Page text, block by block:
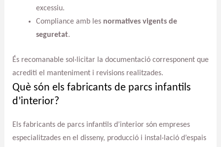
excessiu.
Compliance amb les normatives vigents de
seguretat.
És recomanable sol·licitar la documentació corresponent que
acrediti el manteniment i revisions realitzades.
Què són els fabricants de parcs infantils
d’interior?
Els fabricants de parcs infantils d’interior són empreses
especialitzades en el disseny, producció i instal·lació d’espais